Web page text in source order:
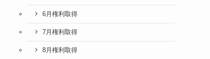
6月権利取得
7月権利取得
8月権利取得